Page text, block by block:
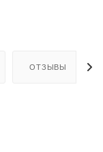
ОТЗЫВЫ